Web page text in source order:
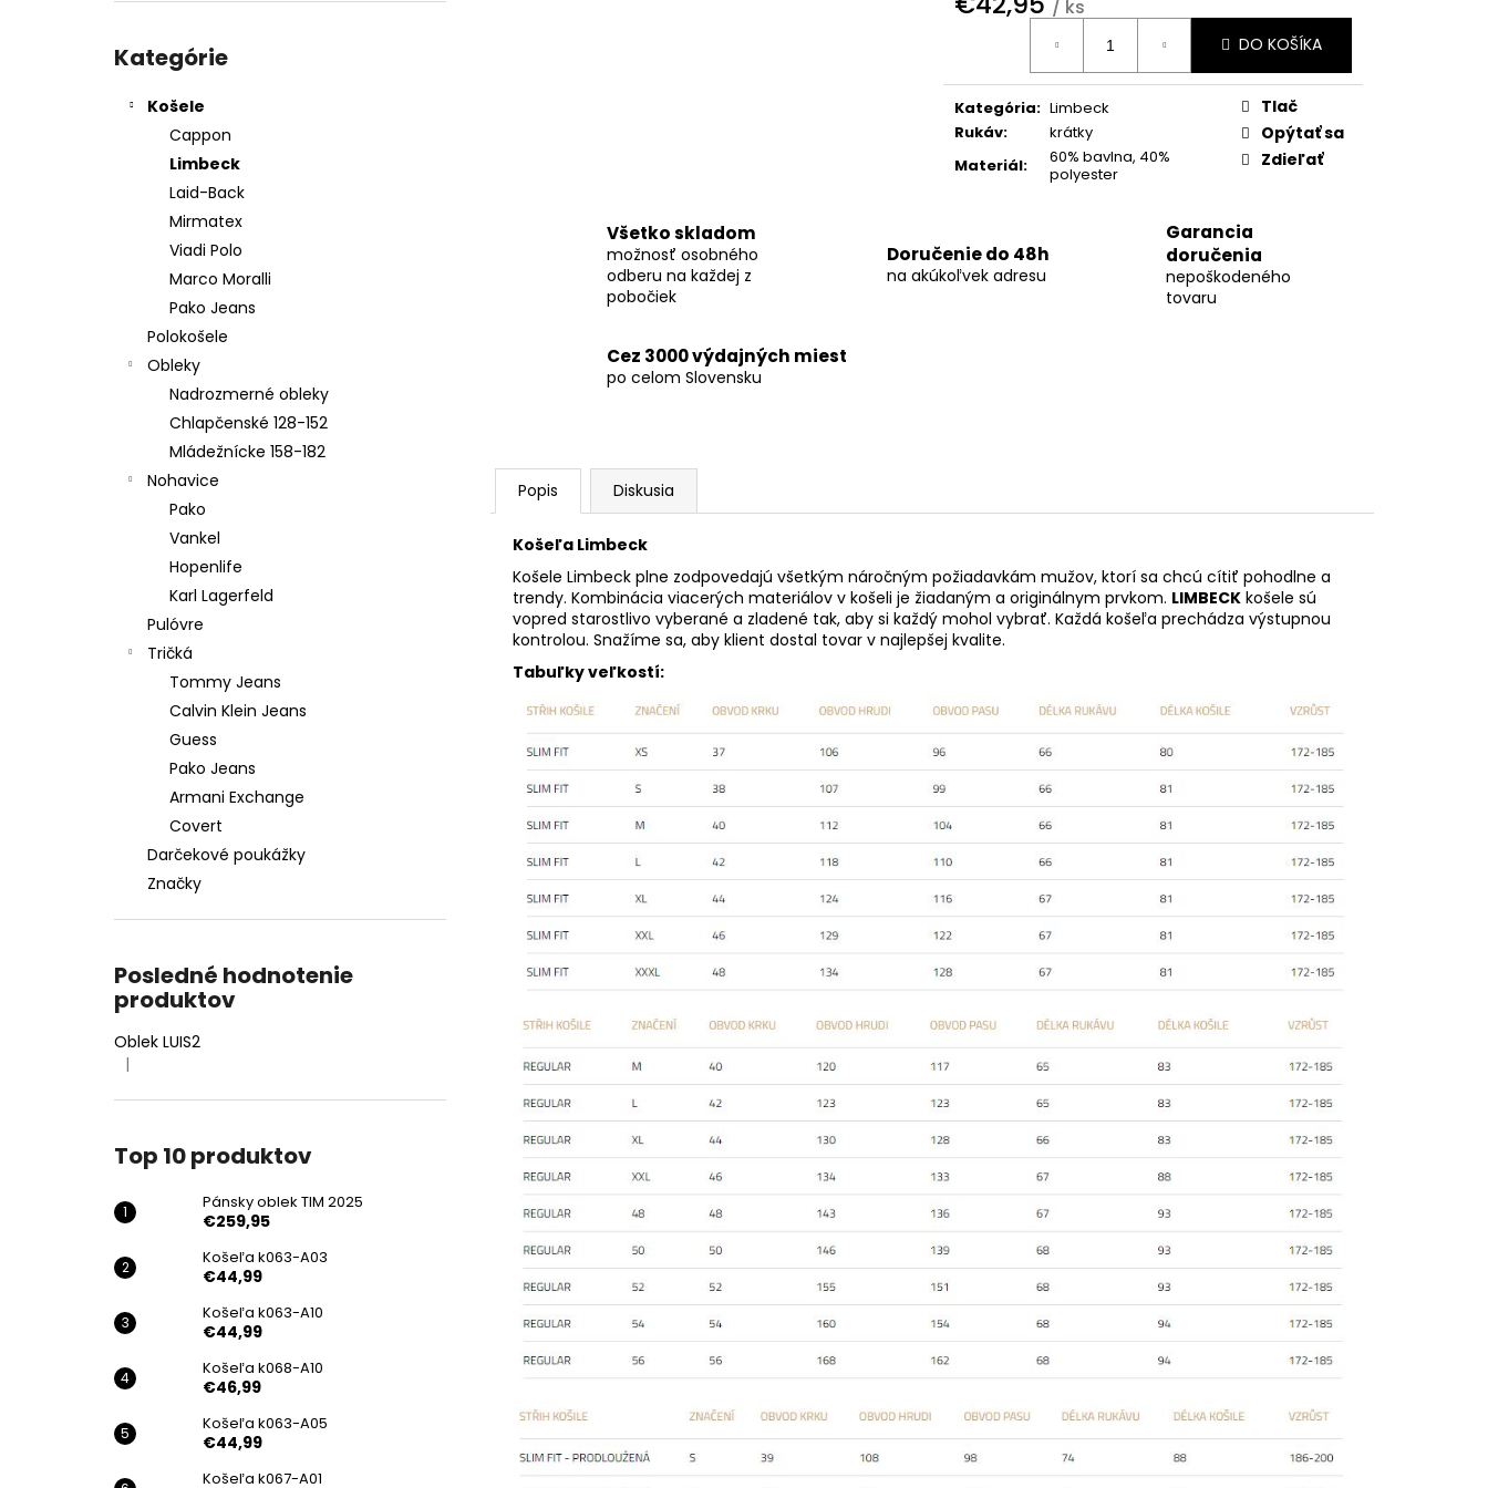
kategórie
Kategórie
Košele
Cappon
Limbeck
Laid-Back
Mirmatex
Viadi Polo
Marco Moralli
Pako Jeans
Polokošele
Obleky
Nadrozmerné obleky
Chlapčenské 128-152
Mládežnícke 158-182
Nohavice
Pako
Vankel
Hopenlife
Karl Lagerfeld
Pulóvre
Tričká
Tommy Jeans
Calvin Klein Jeans
Guess
Pako Jeans
Armani Exchange
Covert
Darčekové poukážky
Značky
Posledné hodnotenie
produktov
Oblek LUIS2
Hodnotenie produktu je 4 z 5 hviezdičiek.
|
Top 10 produktov
Pánsky oblek TIM 2025
€259,95
Košeľa k063-A03
€44,99
Košeľa k063-A10
€44,99
Košeľa k068-A10
€46,99
Košeľa k063-A05
€44,99
Košeľa k067-A01
/ ks
Jednotková
DO KOŠÍKA
Kategória: Limbeck
Rukáv:
krátky
Materiál:
60% bavlna, 40%
polyester
Tlač
Opýtať sa
Zdieľať
Všetko skladom
možnosť osobného
odberu na každej z
pobočiek
Doručenie do 48h
na akúkoľvek adresu
Garancia
doručenia
nepoškodeného
tovaru
Cez 3000 výdajných miest
po celom Slovensku
Popis Diskusia
Košeľa Limbeck
Košele Limbeck plne zodpovedajú všetkým náročným požiadavkám mužov, ktorí sa chcú cítiť pohodlne a
trendy. Kombinácia viacerých materiálov v košeli je žiadaným a originálnym prvkom. LIMBECK košele sú
vopred starostlivo vyberané a zladené tak, aby si každý mohol vybrať. Každá košeľa prechádza výstupnou
kontrolou. Snažíme sa, aby klient dostal tovar v najlepšej kvalite.
Tabuľky veľkostí:
PÁNSKY OBLEK TIM 2025
KOŠEĽA K063-A10